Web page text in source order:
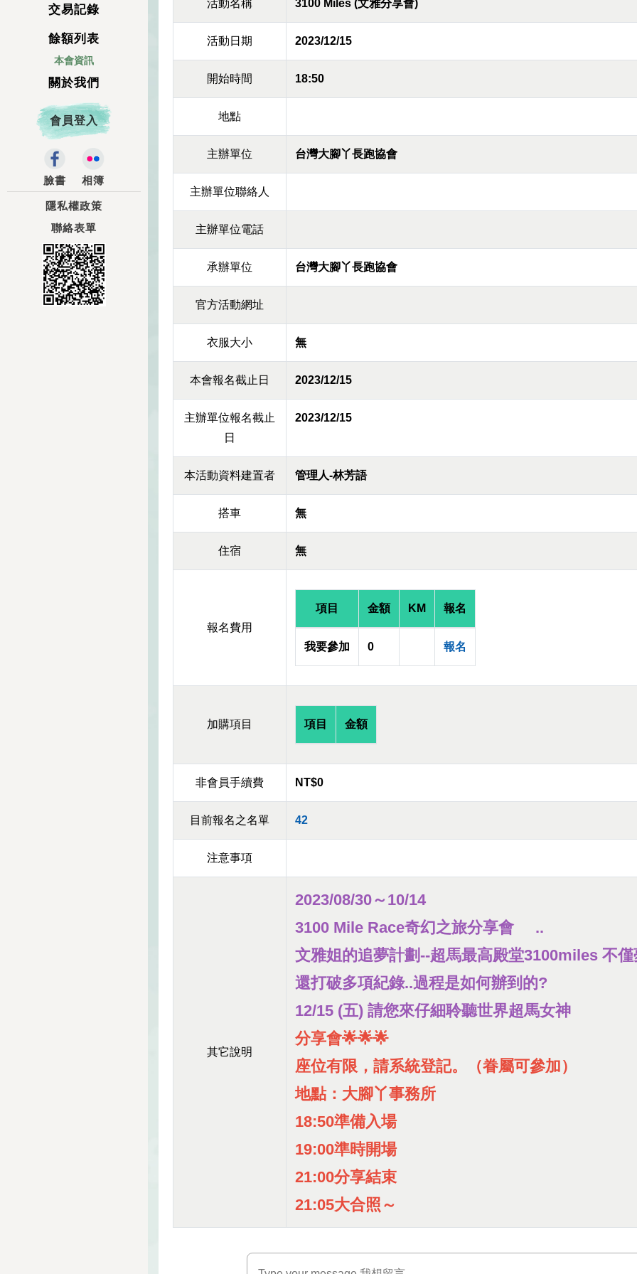
交易記錄
餘額列表
本會資訊
關於我們
會員登入
臉書 相簿
隱私權政策
聯絡表單
活動名稱 3100 Miles (文雅分享會)
活動日期 2023/12/15
開始時間 18:50
地點
主辦單位 台灣大腳丫長跑協會
主辦單位聯絡人
主辦單位電話
承辦單位 台灣大腳丫長跑協會
官方活動網址
衣服大小 無
本會報名截止日 2023/12/15
主辦單位報名截止
日
2023/12/15
本活動資料建置者 管理人-林芳語
搭車 無
住宿 無
報名費用
項目 金額 KM 報名
我要參加 0 報名
加購項目 項目 金額
非會員手續費 NT$0
目前報名之名單 42
注意事項
其它說明
2023/08/30～10/14
3100 Mile Race奇幻之旅分享會 ..
文雅姐的追夢計劃--超馬最高殿堂3100miles 不僅
還打破多項紀錄..過程是如何辦到的?
12/15 (五) 請您來仔細聆聽世界超馬女神
分享會🌟🌟🌟
座位有限，請系統登記。（眷屬可參加）
地點：大腳丫事務所
18:50準備入場
19:00準時開場
21:00分享結束
21:05大合照～